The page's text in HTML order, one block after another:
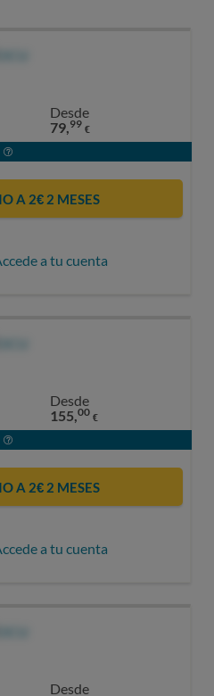
Desde
79,99 €
A 2€ 2 MESES
a tu cuenta
Desde
155,00 €
A 2€ 2 MESES
a tu cuenta
Desde